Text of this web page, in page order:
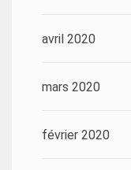
avril 2020
mars 2020
février 2020